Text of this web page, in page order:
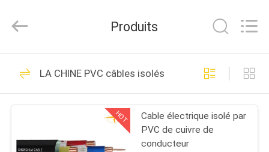
APERÇU
PRODUITS
VIDÉOS
Cable
(Group)
All
Reserved.
XLPE Câbles
électriques isolants
306
Produits
LA CHINE PVC câbles isolés
HOT
Cable électrique isolé par
PVC de cuivre de
conducteur